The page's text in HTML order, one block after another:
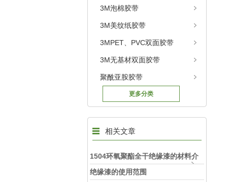
3M泡棉胶带
3M美纹纸胶带
3MPET、PVC双面胶带
3M无基材双面胶带
聚酰亚胺胶带
更多分类
相关文章
1504环氧聚酯全干绝缘漆的材料介
绍
绝缘漆的使用范围